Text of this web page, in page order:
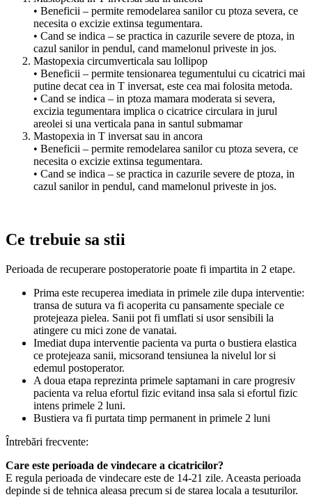
• Beneficii – permite remodelarea sanilor cu ptoza severa, ce
necesita o excizie extinsa tegumentara.
• Cand se indica – se practica in cazurile severe de ptoza, in
cazul sanilor in pendul, cand mamelonul priveste in jos.
Mastopexia circumverticala sau lollipop
• Beneficii – permite tensionarea tegumentului cu cicatrici mai
putine decat cea in T inversat, este cea mai folosita metoda.
• Cand se indica – in ptoza mamara moderata si severa,
excizia tegumentara implica o cicatrice circulara in jurul
areolei si una verticala pana in santul submamar
Mastopexia in T inversat sau in ancora
• Beneficii – permite remodelarea sanilor cu ptoza severa, ce
necesita o excizie extinsa tegumentara.
• Cand se indica – se practica in cazurile severe de ptoza, in
cazul sanilor in pendul, cand mamelonul priveste in jos.
Ce trebuie sa stii
Perioada de recuperare postoperatorie poate fi impartita in 2 etape.
Prima este recuperea imediata in primele zile dupa interventie:
transa de sutura va fi acoperita cu pansamente speciale ce
protejeaza pielea. Sanii pot fi umflati si usor sensibili la
atingere cu mici zone de vanatai.
Imediat dupa interventie pacienta va purta o bustiera elastica
ce protejeaza sanii, micsorand tensiunea la nivelul lor si
edemul postoperator.
A doua etapa reprezinta primele saptamani in care progresiv
pacienta va relua efortul fizic evitand insa sala si efortul fizic
intens primele 2 luni.
Bustiera va fi purtata timp permanent in primele 2 luni
Întrebări frecvente:
Care este perioada de vindecare a cicatricilor?
E regula perioada de vindecare este de 14-21 zile. Aceasta perioada
depinde si de tehnica aleasa precum si de starea locala a tesuturilor.